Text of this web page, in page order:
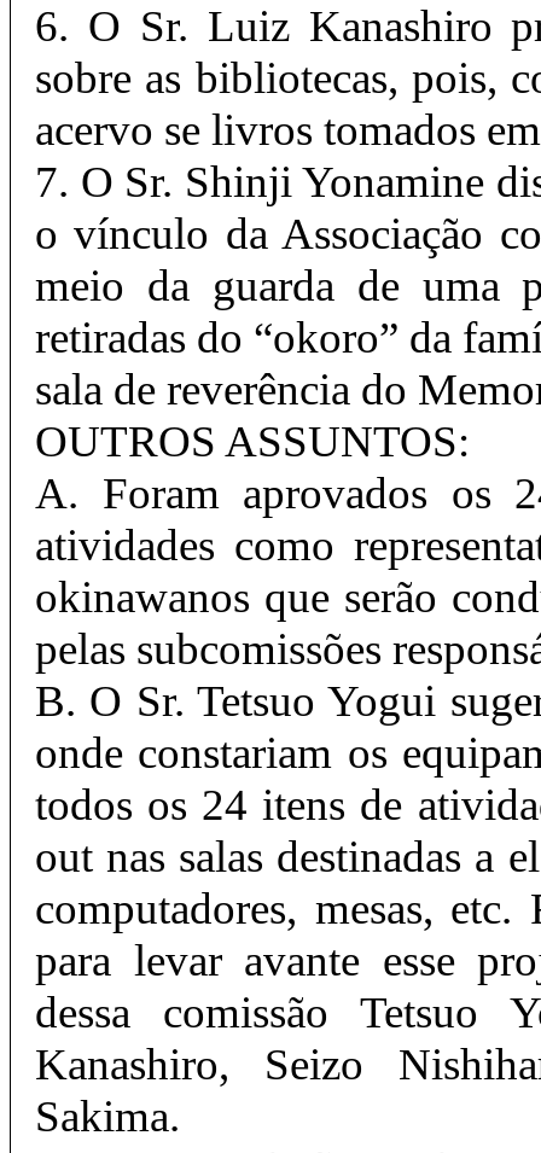
6. O Sr. Luiz Kanashiro
sobre as bibliotecas, pois,
acervo se livros tomados
7. O Sr. Shinji Yonamine
o vínculo da Associação
meio da guarda de uma
retiradas do “okoro” da
sala de reverência do
OUTROS ASSUNTOS:
A. Foram aprovados os
atividades como
okinawanos que serão
pelas subcomissões
B. O Sr. Tetsuo Yogui
onde constariam os
todos os 24 itens de
out nas salas destinadas a
computadores, mesas,
para levar avante esse
dessa comissão Tetsuo
Kanashiro, Seizo
Sakima.